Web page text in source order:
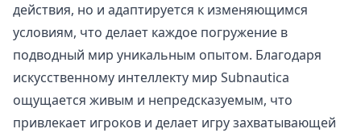
действия, но и адаптируется к изменяющимся
условиям, что делает каждое погружение в
подводный мир уникальным опытом. Благодаря
искусственному интеллекту мир Subnautica
ощущается живым и непредсказуемым, что
привлекает игроков и делает игру захватывающей